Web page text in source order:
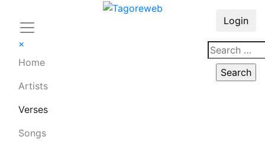
×
Home
Artists
Verses
Songs
Login